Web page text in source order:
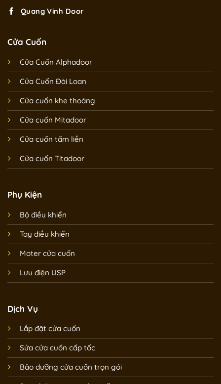
Quang Vinh Door
Cửa Cuốn
Cửa Cuốn Alphadoor
Cửa Cuốn Đài Loan
Cửa cuốn khe thoáng
Cửa cuốn Mitadoor
Cửa cuốn tấm liền
Cửa cuốn Titadoor
Phụ Kiện
Bộ điều khiển
Tay điều khiển
Moter cửa cuốn
Lưu điện USP
Dịch Vụ
Lắp đặt cửa cuốn
Sửa cửa cuốn cấp tốc
Bảo dưỡng cửa cuốn trọn gói